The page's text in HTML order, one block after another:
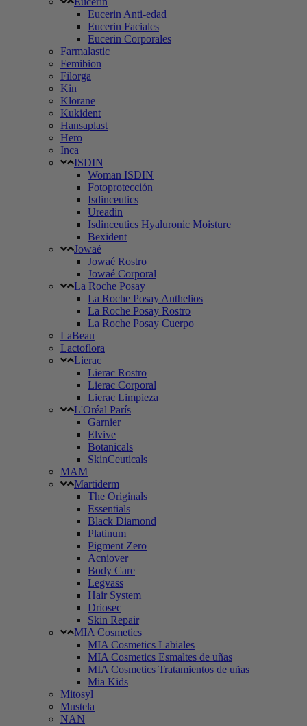
Eucerin Anti-edad
Eucerin Faciales
Eucerin Corporales
Farmalastic
Femibion
Filorga
Kin
Klorane
Kukident
Hansaplast
Hero
Inca
ISDIN
Woman ISDIN
Fotoprotección
Isdinceutics
Ureadin
Isdinceutics Hyaluronic Moisture
Bexident
Jowaé
Jowaé Rostro
Jowaé Corporal
La Roche Posay
La Roche Posay Anthelios
La Roche Posay Rostro
La Roche Posay Cuerpo
LaBeau
Lactoflora
Lierac
Lierac Rostro
Lierac Corporal
Lierac Limpieza
L'Oréal París
Garnier
Elvive
Botanicals
SkinCeuticals
MAM
Martiderm
The Originals
Essentials
Black Diamond
Platinum
Pigment Zero
Acniover
Body Care
Legvass
Hair System
Driosec
Skin Repair
MIA Cosmetics
MIA Cosmetics Labiales
MIA Cosmetics Esmaltes de uñas
MIA Cosmetics Tratamientos de uñas
Mia Kids
Mitosyl
Mustela
NAN